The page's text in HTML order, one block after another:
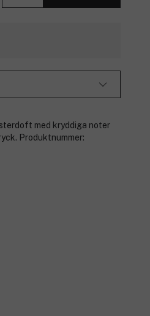
med kryddiga noter
Produktnummer: